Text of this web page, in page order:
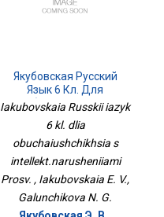
Якубовская Русский
Язык 6 Кл. Для
Обучающихся С
Интеллект.нарушениями
Просв.
Iakubovskaia Russkii iazyk
6 kl. dlia
obuchaiushchikhsia s
intellekt.narusheniiami
Prosv. , Iakubovskaia E. V.,
Galunchikova N. G.